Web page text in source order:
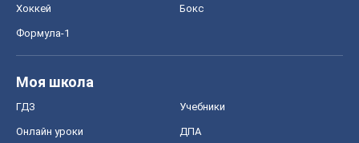
Хоккей Бокс
Формула-1
Моя школа
ГДЗ Учебники
Онлайн уроки ДПА